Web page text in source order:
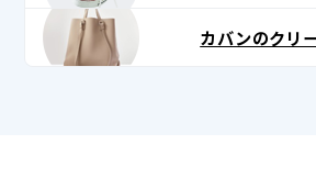
カバンのクリ